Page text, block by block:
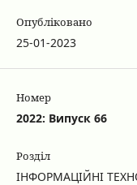
Опубліковано
25-01-2023
Номер
2022: Випуск 66
Розділ
ІНФОРМАЦІЙНІ